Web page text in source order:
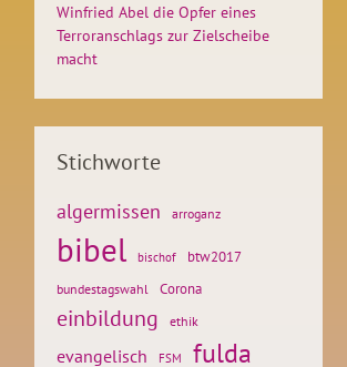
Winfried Abel die Opfer eines
Terroranschlags zur Zielscheibe
macht
Stichworte
algermissen arroganz
bibel bischof btw2017
bundestagswahl Corona
einbildung ethik
evangelisch FSM fulda